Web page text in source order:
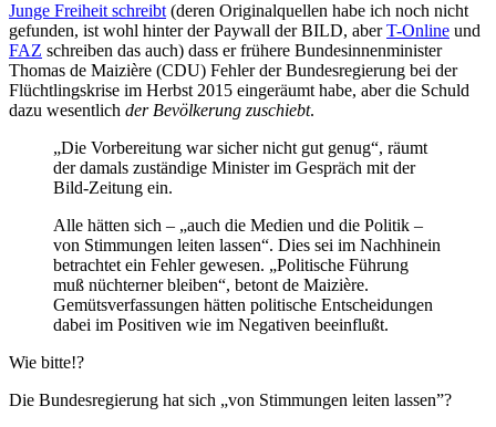
Junge Freiheit schreibt(deren Originalquellen habe ich noch nicht
gefunden, ist wohl hinter der Paywall der BILD, aberT-Online und
FAZ schreiben das auch) dass er frühere Bundesinnenminister
Thomas de Maizière (CDU) Fehler der Bundesregierung bei der
Flüchtlingskrise im Herbst 2015 eingeräumt habe, aber die Schuld
dazu wesentlich der Bevölkerung zuschiebt.
„Die Vorbereitung war sicher nicht gut genug“, räumt
der damals zuständige Minister im Gespräch mit der
Bild-Zeitung ein.
Alle hätten sich – „auch die Medien und die Politik –
von Stimmungen leiten lassen“. Dies sei im Nachhinein
betrachtet ein Fehler gewesen. „Politische Führung
muß nüchterner bleiben“, betont de Maizière.
Gemütsverfassungen hätten politische Entscheidungen
dabei im Positiven wie im Negativen beeinflußt.
Wie bitte!?
Die Bundesregierung hat sich „von Stimmungen leiten lassen”?